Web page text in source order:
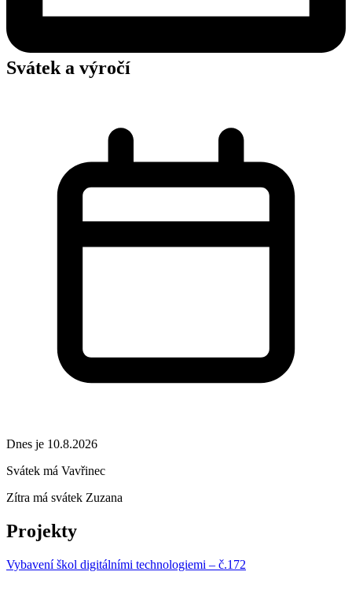
Svátek a výročí
Dnes je 10.8.2026
Svátek má Vavřinec
Zítra má svátek Zuzana
Projekty
Vybavení škol digitálními technologiemi – č.172